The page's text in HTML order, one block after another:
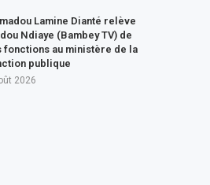
Lamine Dianté relève
Ndiaye (Bambey TV) de
fonctions au ministère de la
publique
2026